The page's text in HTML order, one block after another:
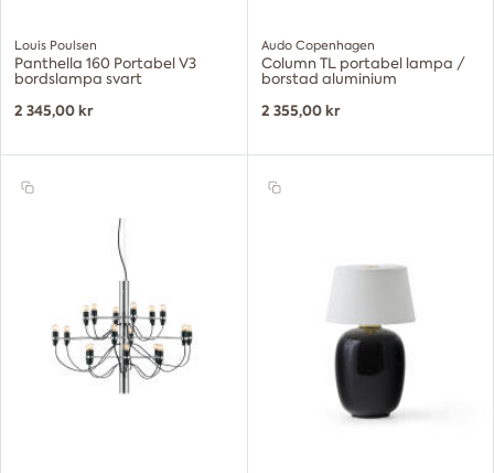
Louis Poulsen
Panthella 160 Portabel V3
bordslampa svart
2 345,00 kr
Audo Copenhagen
Column TL portabel lampa /
borstad aluminium
2 355,00 kr